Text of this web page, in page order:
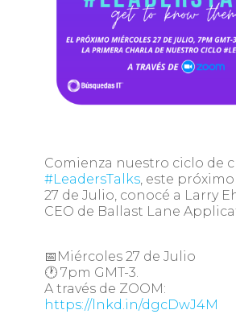
Comienza nuestro ciclo de
#LeadersTalks, este
27 de Julio, conocé a Larry
CEO de Ballast Lane
📅Miércoles 27 de Julio
🕐 7pm GMT-3.
A través de ZOOM:
https://lnkd.in/dgcDwJ4M